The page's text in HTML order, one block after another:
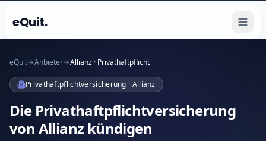
eQuit.
eQuit Anbieter Allianz · Privathaftpflicht
Privathaftpflichtversicherung · Allianz
Die Privathaftpflichtversicherung
von Allianz kündigen